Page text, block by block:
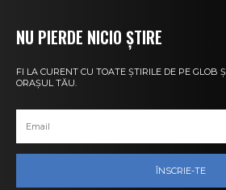
NU PIERDE NICIO ȘTIRE
FI LA CURENT CU TOATE ȘTIRILE DE PE GLOB
ORAȘUL TĂU.
ÎNSCRIE-TE